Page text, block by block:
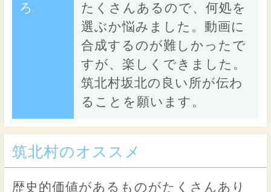
ろ
たくさんあるので、何処を
選ぶか悩みました。動画に
合成するのが難しかったで
すが、楽しくできました。
筑北村坂北の良い所が伝わ
ることを願います。
筑北村のオススメ
歴史的価値があるものがたくさんあり